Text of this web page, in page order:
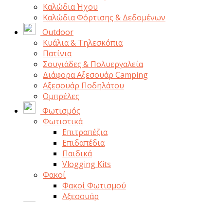
Καλώδια Ήχου
Καλώδια Φόρτισης & Δεδομένων
Outdoor
Κυάλια & Τηλεσκόπια
Πατίνια
Σουγιάδες & Πολυεργαλεία
Διάφορα Αξεσουάρ Camping
Αξεσουάρ Ποδηλάτου
Ομπρέλες
Φωτισμός
Φωτιστικά
Επιτραπέζια
Επιδαπέδια
Παιδικά
Vlogging Kits
Φακοί
Φακοί Φωτισμού
Αξεσουάρ